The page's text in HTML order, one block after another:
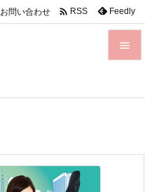

お問い合わせ  RSS Feedly